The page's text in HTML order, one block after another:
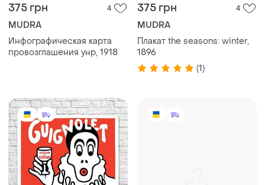
375 грн 4
MUDRA
Инфографическая карта
провозглашения унр, 1918
375 грн 4
MUDRA
Плакат the seasons: winter,
1896
(1)